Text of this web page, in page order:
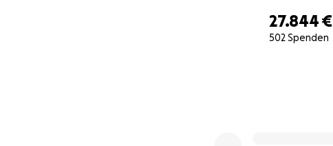
27.844 €
502 Spenden